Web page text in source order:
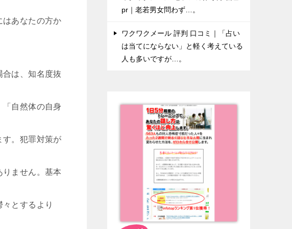
はあなたの方か
は、知名度抜
自然体の自身
す。犯罪対策が
ません。基本
とするより
pr｜老若男女問わず…。
ワクワクメール 評判 口コミ｜「占い
は当てにならない」と軽く考えている
人も多いですが…。